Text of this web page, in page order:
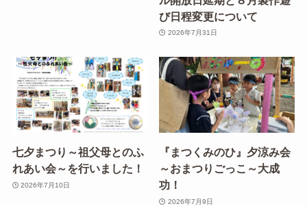
び日程変更について
2026年7月31日
七夕まつり～祖父母とのふ
れあい会～を行いました！
2026年7月10日
『まつくみのひ』夕涼み会
～おまつりごっこ～大成
功！
2026年7月9日